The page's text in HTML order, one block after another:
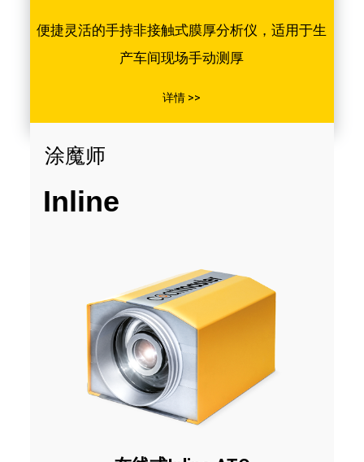
便捷灵活的手持非接触式膜厚分析仪，适用于生
产车间现场手动测厚
详情 >>
涂魔师
Inline